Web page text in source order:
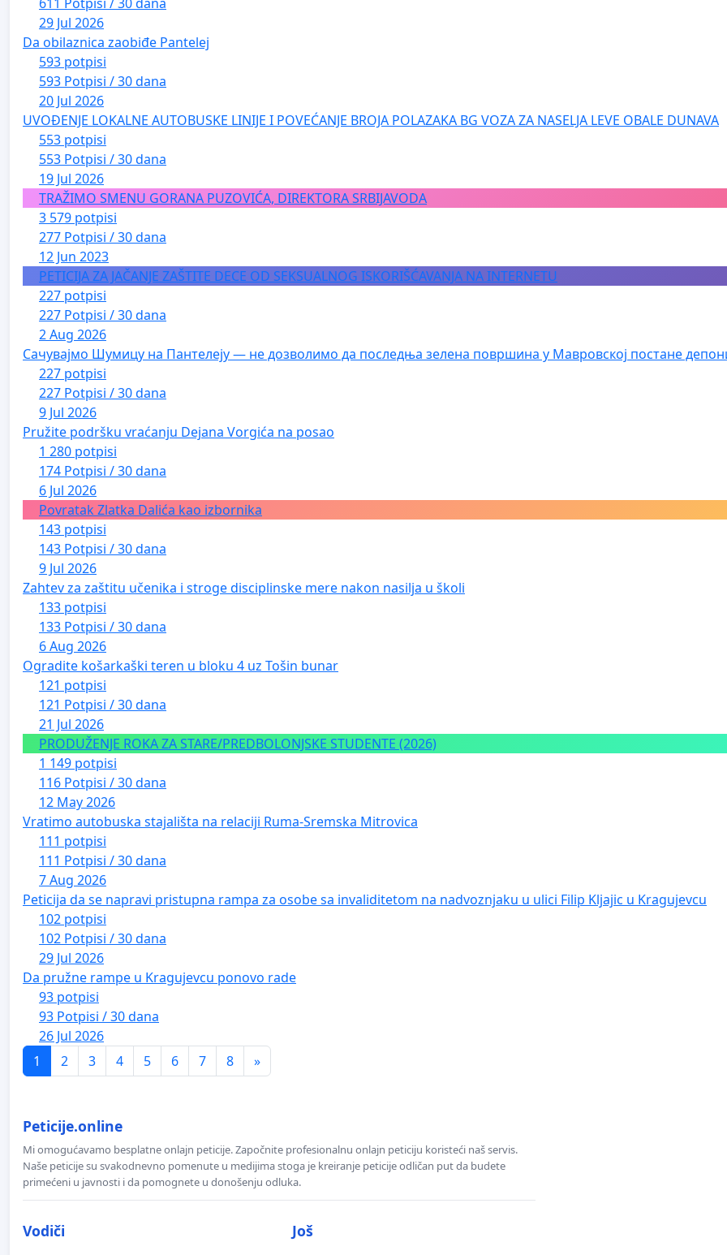
29 Jul 2026
Da obilaznica zaobiđe Pantelej
593 potpisi
593 Potpisi / 30 dana
20 Jul 2026
UVOĐENJE LOKALNE AUTOBUSKE LINIJE I POVEĆANJE BROJA POLAZAKA BG VOZA ZA NASELJA LEVE OBALE DUNAVA
553 potpisi
553 Potpisi / 30 dana
19 Jul 2026
TRAŽIMO SMENU GORANA PUZOVIĆA, DIREKTORA SRBIJAVODA
3 579 potpisi
277 Potpisi / 30 dana
12 Jun 2023
PETICIJA ZA JAČANJE ZAŠTITE DECE OD SEKSUALNOG ISKORIŠĆAVANJA NA INTERNETU
227 potpisi
227 Potpisi / 30 dana
2 Aug 2026
Сачувајмо Шумицу на Пантелеју — не дозволимо да последња зелена површина у Мавровској постане
227 potpisi
227 Potpisi / 30 dana
9 Jul 2026
Pružite podršku vraćanju Dejana Vorgića na posao
1 280 potpisi
174 Potpisi / 30 dana
6 Jul 2026
Povratak Zlatka Dalića kao izbornika
143 potpisi
143 Potpisi / 30 dana
9 Jul 2026
Zahtev za zaštitu učenika i stroge disciplinske mere nakon nasilja u školi
133 potpisi
133 Potpisi / 30 dana
6 Aug 2026
Ogradite košarkaški teren u bloku 4 uz Tošin bunar
121 potpisi
121 Potpisi / 30 dana
21 Jul 2026
PRODUŽENJE ROKA ZA STARE/PREDBOLONJSKE STUDENTE (2026)
1 149 potpisi
116 Potpisi / 30 dana
12 May 2026
Vratimo autobuska stajališta na relaciji Ruma-Sremska Mitrovica
111 potpisi
111 Potpisi / 30 dana
7 Aug 2026
Peticija da se napravi pristupna rampa za osobe sa invaliditetom na nadvoznjaku u ulici Filip Kljajic u Kragujevcu
102 potpisi
102 Potpisi / 30 dana
29 Jul 2026
Da pružne rampe u Kragujevcu ponovo rade
93 potpisi
93 Potpisi / 30 dana
26 Jul 2026
1
2 3 4 5 6 7 8 »
Peticije.online
Mi omogućavamo besplatne onlajn peticije. Započnite profesionalnu onlajn peticiju koristeći naš servis.
Naše peticije su svakodnevno pomenute u medijima stoga je kreiranje peticije odličan put da budete
primećeni u javnosti i da pomognete u donošenju odluka.
Vodiči Još